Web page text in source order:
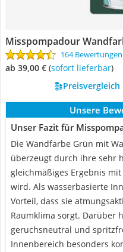
Misspompadour
164 Bewertungen
ab 39,00 € ( Sofort lieferbar)
Unsere
Unser Fazit für
Die Wandfarbe Grün mit
überzeugt durch ihre sehr
gleichmäßiges Ergebnis
wird. Als wasserbasierte
Vorteil, dass sie
Raumklima sorgt. Darüber
geruchsneutral und
Innenbereich besonders